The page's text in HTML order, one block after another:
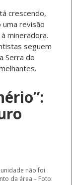
crescendo,
revisão
mineradora.
seguem
Serra do
não foi
da área – Foto: